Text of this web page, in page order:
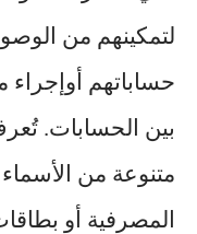
لتمكينهم من
حساباتهم أوإجراء
بين الحسابات.
متنوعة من
المصرفية أو